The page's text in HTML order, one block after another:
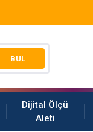
BUL
Dijital Ölçü
Aleti